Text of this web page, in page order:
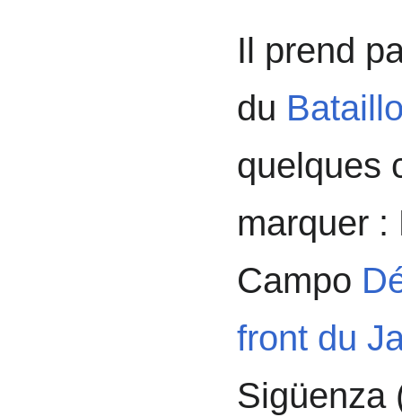
Il prend
du
quelques
marquer :
Campo
front du
Sigüenza